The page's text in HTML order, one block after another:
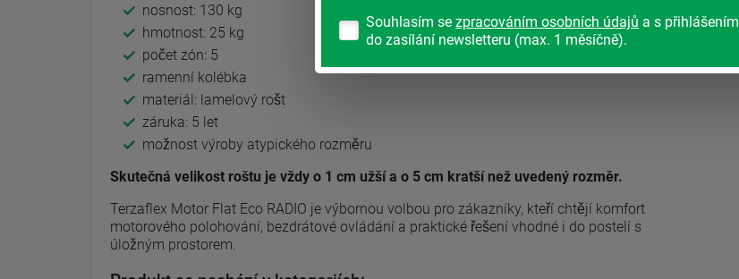
nosnost: 130 kg
hmotnost: 25 kg
počet zón: 5
ramenní kolébka
materiál: lamelový rošt
záruka: 5 let
možnost výroby atypického rozměru
Skutečná velikost roštu je vždy o 1 cm užší a o 5 cm kratší než uvedený rozměr.
Terzaflex Motor Flat Eco RADIO je výbornou volbou pro zákazníky, kteří chtějí komfort
motorového polohování, bezdrátové ovládání a praktické řešení vhodné i do postelí s
úložným prostorem.
Souhlasím se zpracováním osobních údajů a s přihlášením
do zasílání newsletteru (max. 1 měsíčně).